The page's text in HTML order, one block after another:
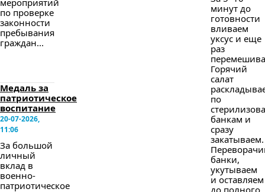
мероприятий
по проверке
законности
пребывания
граждан...
Медаль за
патриотическое
воспитание
20-07-2026,
11:06
За большой
личный
вклад в
военно-
патриотическое
минут до
готовности
вливаем
уксус и еще
раз
Горячий
салат
по
банкам и
сразу
закатываем.
банки,
укутываем
и оставляем